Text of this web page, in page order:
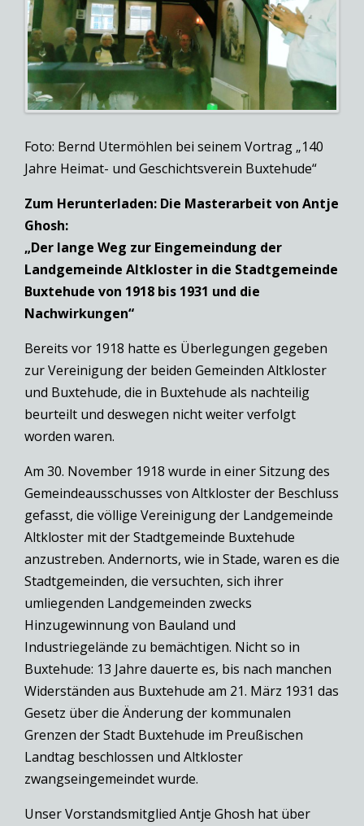
Foto: Bernd Utermöhlen bei seinem Vortrag „140
Jahre Heimat- und Geschichtsverein Buxtehude“
Zum Herunterladen: Die Masterarbeit von Antje
Ghosh:
„Der lange Weg zur Eingemeindung der
Landgemeinde Altkloster in die Stadtgemeinde
Buxtehude von 1918 bis 1931 und die
Nachwirkungen“
Bereits vor 1918 hatte es Überlegungen gegeben
zur Vereinigung der beiden Gemeinden Altkloster
und Buxtehude, die in Buxtehude als nachteilig
beurteilt und deswegen nicht weiter verfolgt
worden waren.
Am 30. November 1918 wurde in einer Sitzung des
Gemeindeausschusses von Altkloster der Beschluss
gefasst, die völlige Vereinigung der Landgemeinde
Altkloster mit der Stadtgemeinde Buxtehude
anzustreben. Andernorts, wie in Stade, waren es die
Stadtgemeinden, die versuchten, sich ihrer
umliegenden Landgemeinden zwecks
Hinzugewinnung von Bauland und
Industriegelände zu bemächtigen. Nicht so in
Buxtehude: 13 Jahre dauerte es, bis nach manchen
Widerständen aus Buxtehude am 21. März 1931 das
Gesetz über die Änderung der kommunalen
Grenzen der Stadt Buxtehude im Preußischen
Landtag beschlossen und Altkloster
zwangseingemeindet wurde.
Unser Vorstandsmitglied Antje Ghosh hat über